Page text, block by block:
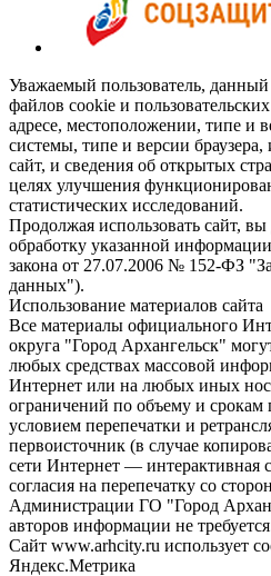
Уважаемый пользователь,
файлов cookie и
адресе, местоположении, типе и
системы, типе и версии
сайт, и сведения об открытых
целях улучшения
статистических исследований.
Продолжая использовать сайт, вы
обработку указанной
закона от 27.07.2006 № 152-ФЗ
данных").
Использование материалов сайта
Все материалы официального
округа "Город Архангельск"
любых средствах массовой
Интернет или на любых иных
ограничений по объему и
условием перепечатки и
первоисточник (в случае
сети Интернет — интерактивная
согласия на перепечатку со
Администрации ГО "Город
авторов информации не
Сайт www.arhcity.ru использует
Яндекс.Метрика